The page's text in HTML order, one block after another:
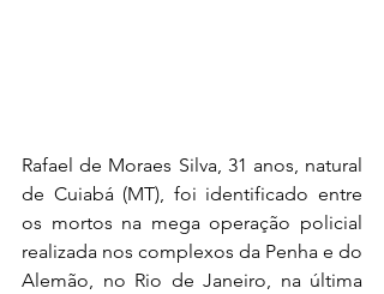
Rafael de Moraes Silva, 31 anos, natural
de Cuiabá (MT), foi identificado entre
os mortos na mega operação policial
realizada nos complexos da Penha e do
Alemão, no Rio de Janeiro, na última